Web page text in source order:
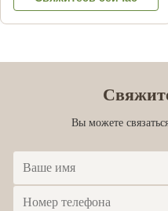
Вы можете